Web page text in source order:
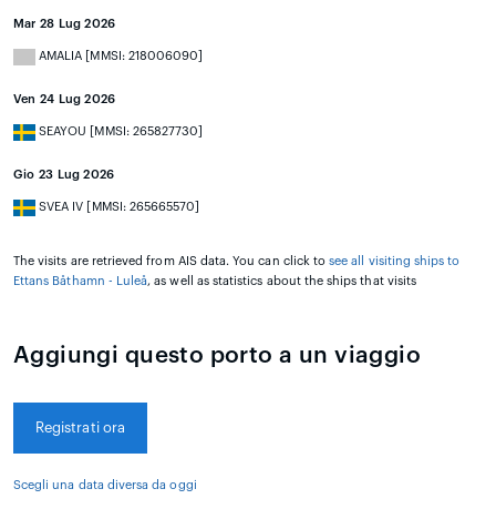
Mar 28 Lug 2026
AMALIA [MMSI: 218006090]
Ven 24 Lug 2026
SEAYOU [MMSI: 265827730]
Gio 23 Lug 2026
SVEA IV [MMSI: 265665570]
The visits are retrieved from AIS data. You can click tosee all visiting ships to
Ettans Båthamn - Luleå, as well as statistics about the ships that visits
Aggiungi questo porto a un viaggio
Registrati ora
Scegli una data diversa da oggi